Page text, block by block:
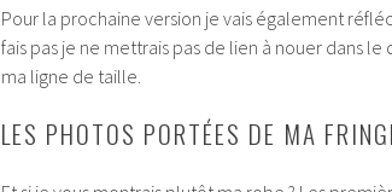
Pour la prochaine version je vais également
fais pas je ne mettrais pas de lien à nouer dans le
ma ligne de taille.
LES PHOTOS PORTÉES DE MA